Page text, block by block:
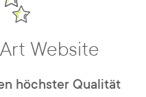
Website
höchster Qualität